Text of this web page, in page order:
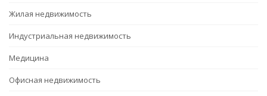
Жилая недвижимость
Индустриальная недвижимость
Медицина
Офисная недвижимость